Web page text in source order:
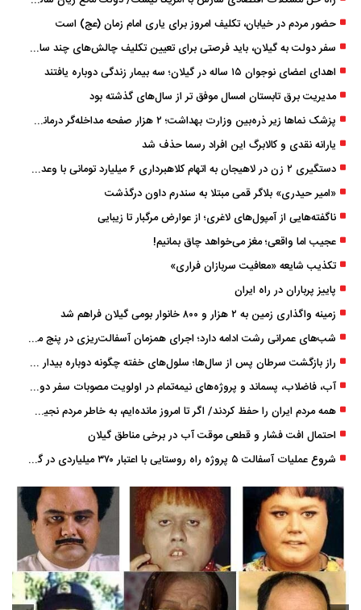
حضور مردم در خیابان، تکلیف امروز برای یاری امام زمان (عج) است
سفر دولت به گیلان، باید فرصتی برای تعیین تکلیف چالش‌های چند ساله استان باشد
اهدای اعضای نوجوان ۱۵ ساله در گیلان؛ سه بیمار زندگی دوباره یافتند
مدیریت برق تابستان امسال موفق ‌تر از سال‌های گذشته بود
پزشک ‌نماها زیر ذره‌بین وزارت بهداشت؛ ۲ هزار صفحه مداخله‌گر درمانی مسدود شد
یارانه نقدی و کالابرگ این افراد رسما حذف شد
دستگیری ۲ زن در لاهیجان به اتهام کلاهبرداری ۶ میلیارد تومانی با وعده وام
«امیر حیدری» بلاگر قمی مبتلا به سندرم داون درگذشت
ناگفته‌هایی از آمپول‌های لاغری؛ از عوارض مرگبار تا زیبایی
عجیب اما واقعی؛ مغز می‌خواهد چاق بمانیم!
تکذیب شایعه «معافیت سربازان فراری»
پاییز پرباران در راه ایران
زمینه واگذاری زمین به ۲ هزار و ۸۰۰ خانوار بومی گیلان فراهم شد
شب‌های عمرانی رشت ادامه دارد؛ اجرای همزمان آسفالت‌ریزی در پنج منطقه شهری
راز بازگشت سرطان پس از سال‌ها؛ سلول‌های خفته چگونه دوباره بیدار می‌شوند؟
آب، فاضلاب، پسماند و پروژه‌های نیمه‌تمام در اولویت مصوبات سفر دولت
همه مردم ایران را حفظ کردند/ اگر تا امروز مانده‌ایم، به ‌خاطر مردم نجیب ایران بوده است
احتمال افت فشار و قطعی موقت آب در برخی مناطق گیلان
شروع عملیات آسفالت ۵ پروژه راه ‌روستایی با اعتبار ۳۷۰ میلیاردی در گیلان